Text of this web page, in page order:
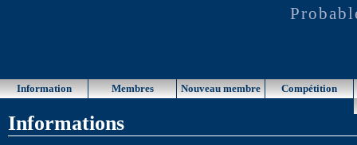
Information Membres Nouveau membre Compétition
Informations